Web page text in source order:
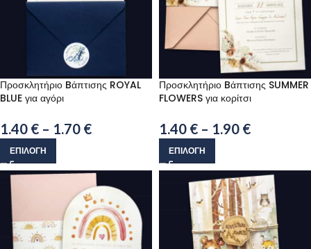
Προσκλητήριο Bάπτισης ROYAL
BLUE για αγόρι
1.40 € – 1.70 €
ΕΠΙΛΟΓΉ
Προσκλητήριο Bάπτισης SUMMER
FLOWERS για κορίτσι
1.40 € – 1.90 €
ΕΠΙΛΟΓΉ